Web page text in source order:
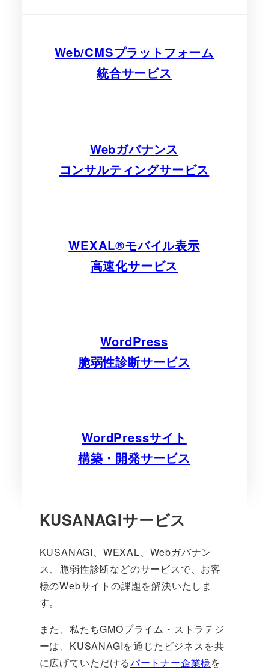
Web/CMSプラットフォーム
統合サービス
Webガバナンス
コンサルティングサービス
WEXAL®モバイル表示
高速化サービス
WordPress
脆弱性診断サービス
WordPressサイト
構築・開発サービス
KUSANAGIサービス
KUSANAGI、WEXAL、Webガバナン
ス、脆弱性診断などのサービスで、お客
様のWebサイトの課題を解決いたしま
す。
また、私たちGMOプライム・ストラテジ
ーは、KUSANAGIを通じたビジネスを共
に広げていただけるパートナー企業様を